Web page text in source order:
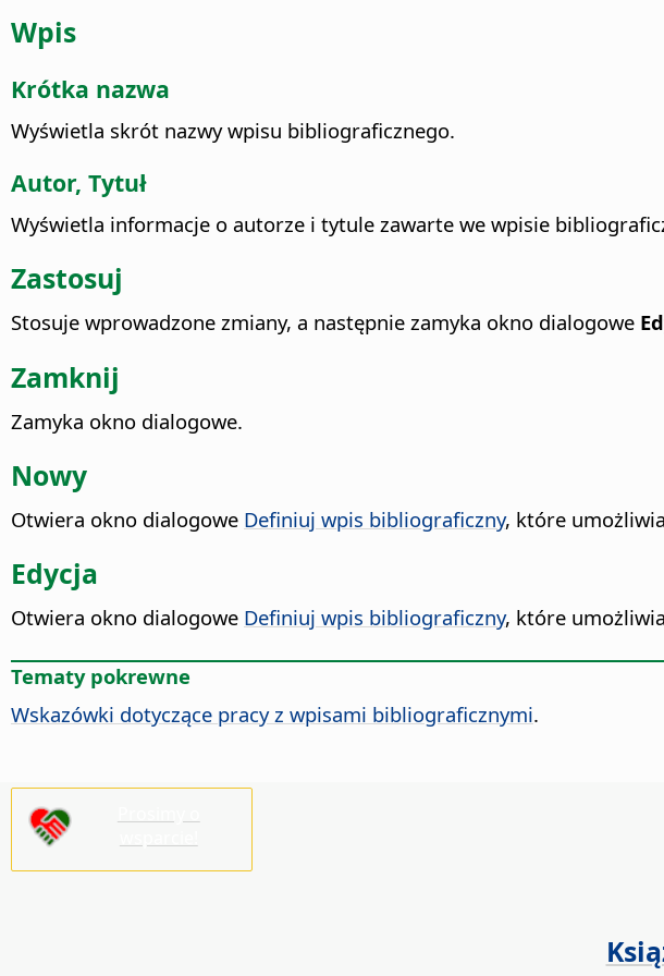
Wpis
Krótka nazwa
Wyświetla skrót nazwy wpisu bibliograficznego.
Autor, Tytuł
Wyświetla informacje o autorze i tytule zawarte we wpisie
Zastosuj
Stosuje wprowadzone zmiany, a następnie zamyka okno dialogowe
Zamknij
Zamyka okno dialogowe.
Nowy
Otwiera okno dialogowe Definiuj wpis bibliograficzny, które
Edycja
Otwiera okno dialogowe Definiuj wpis bibliograficzny, które
Tematy pokrewne
Wskazówki dotyczące pracy z wpisami bibliograficznymi.